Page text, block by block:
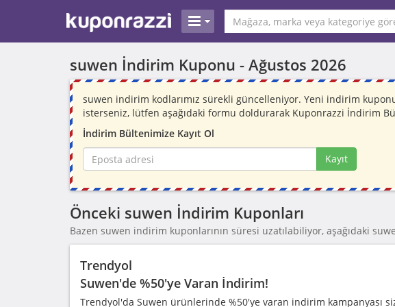
suwen İndirim Kuponu - Ağustos 2026
suwen indirim kodlarımız sürekli güncelleniyor. Yeni indirim
isterseniz, lütfen aşağıdaki formu doldurarak Kuponrazzi İndirim
İndirim Bültenimize Kayıt Ol
Kayıt
Önceki suwen İndirim Kuponları
Bazen suwen indirim kuponlarının süresi uzatılabiliyor, aşağıdaki
Trendyol
Suwen'de %50'ye Varan İndirim!
Trendyol'da Suwen ürünlerinde %50'ye varan indirim kampanyası